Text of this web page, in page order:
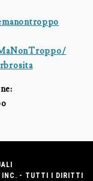
INC. - TUTTI I DIRITTI